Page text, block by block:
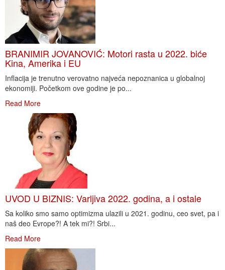
BRANIMIR JOVANOVIĆ: Motori rasta u 2022. biće
Kina, Amerika i EU
Inflacija je trenutno verovatno najveća nepoznanica u globalnoj
ekonomiji. Početkom ove godine je po...
Read More
UVOD U BIZNIS: Varljiva 2022. godina, a i ostale
Sa koliko smo samo optimizma ulazili u 2021. godinu, ceo svet, pa i
naš deo Evrope?! A tek mi?! Srbi...
Read More